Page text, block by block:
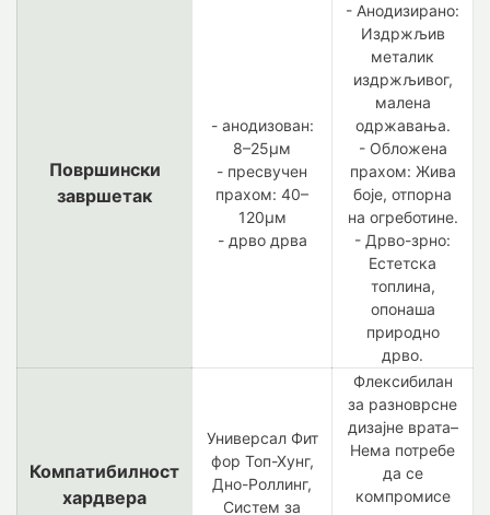
Површински
завршетак
- анодизован:
8–25μм
- пресвучен
прахом: 40–
120μм
- дрво дрва
- Анодизирано:
Издржљив
металик
издржљивог,
малена
одржавања.
- Обложена
прахом: Жива
боје, отпорна
на огреботине.
- Дрво-зрно:
Естетска
топлина,
опонаша
природно
дрво.
Компатибилност
хардвера
Универсал Фит
фор Топ-Хунг,
Дно-Роллинг,
Систем за
Флексибилан
за разноврсне
дизајне врата–
Нема потребе
да се
компромисе